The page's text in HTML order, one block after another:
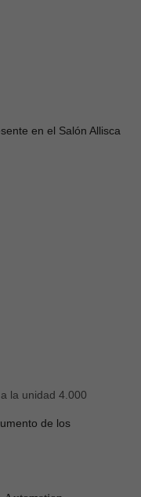
en el Salón Allisca
la unidad 4.000
de los